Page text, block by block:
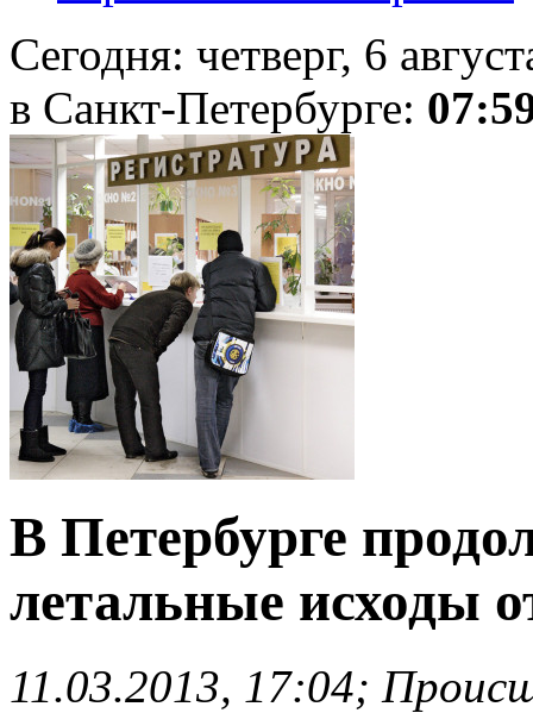
Сегодня: четверг, 6
в Санкт-Петербурге:
В Петербурге
летальные исходы
11.03.2013, 17:04;